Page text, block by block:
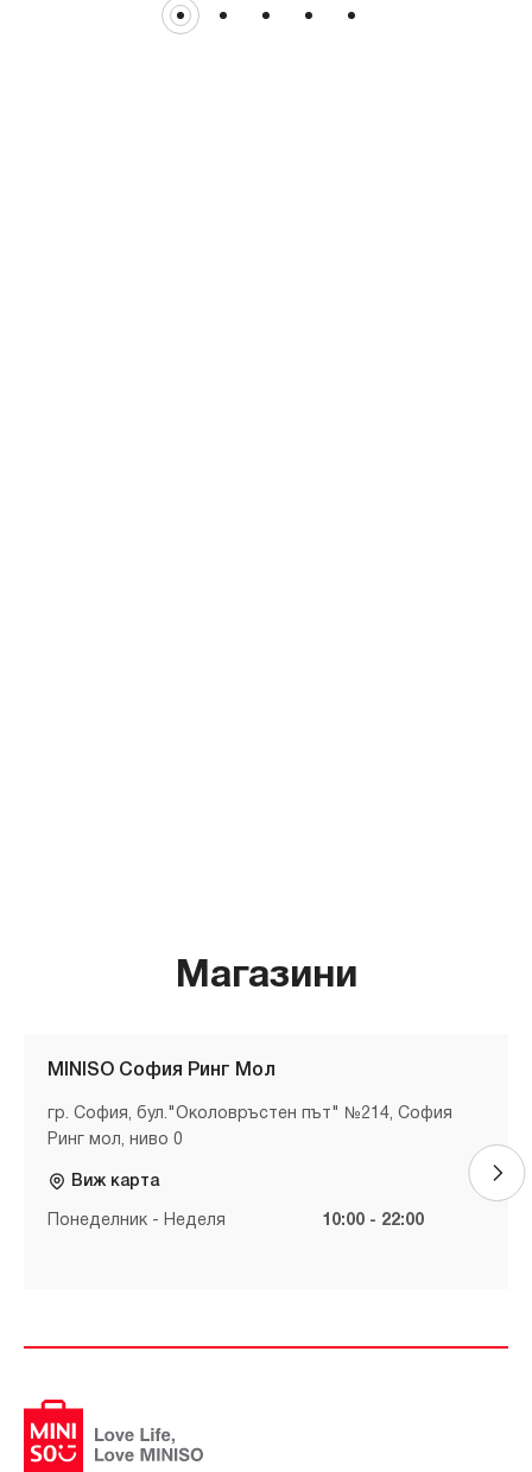
Магазини
MINISO София Ринг Мол
гр. София, бул."Околовръстен път" №214, София
Ринг мол, ниво 0
Виж карта
Понеделник - Неделя 10:00 - 22:00